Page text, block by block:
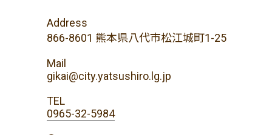
Address
866-8601 熊本県八代市松江城町1-25
Mail
gikai@city.yatsushiro.lg.jp
TEL
0965-32-5984